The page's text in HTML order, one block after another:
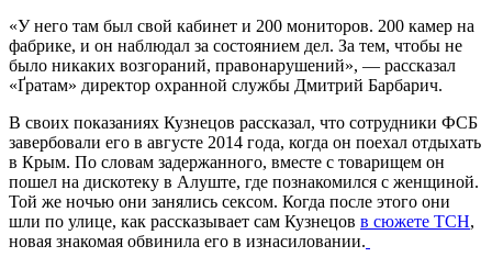
«У него там был свой кабинет и 200 мониторов. 200 камер на
фабрике, и он наблюдал за состоянием дел. За тем, чтобы не
было никаких возгораний, правонарушений», — рассказал
«Ґратам» директор охранной службы Дмитрий Барбарич.
В своих показаниях Кузнецов рассказал, что сотрудники ФСБ
завербовали его в августе 2014 года, когда он поехал отдыхать
в Крым. По словам задержанного, вместе с товарищем он
пошел на дискотеку в Алуште, где познакомился с женщиной.
Той же ночью они занялись сексом. Когда после этого они
шли по улице, как рассказывает сам Кузнецов в сюжете ТСН,
новая знакомая обвинила его в изнасиловании.